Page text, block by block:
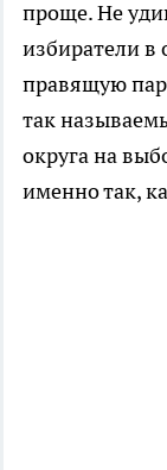
проще. Не
избиратели в
правящую
так
округа на
именно так,